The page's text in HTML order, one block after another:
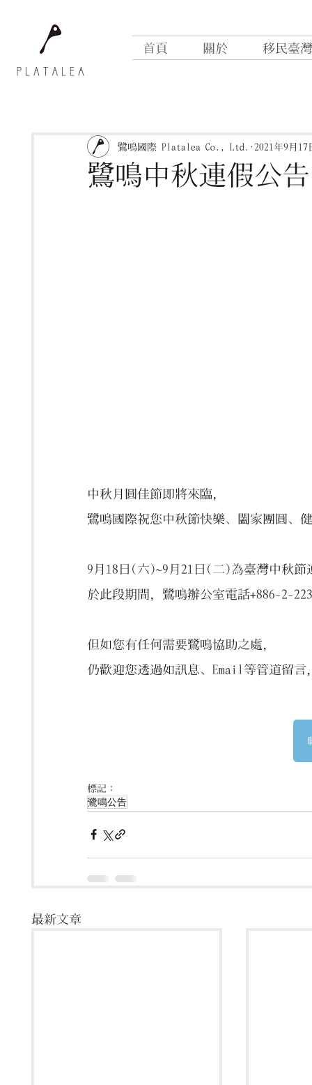
首頁 關於 移民臺灣
鷺鳴中秋連假公告
鷺鳴國際 Platalea Co., Ltd. 2021年9月17
中秋月圓佳節即將來臨，
鷺鳴國際祝您中秋節快樂、闔家團圓、
9月18日(六)~9月21日(二)為臺灣中秋節
於此段期間，鷺鳴辦公室電話+886-2-
但如您有任何需要鷺鳴協助之處，
仍歡迎您透過如訊息、Email等管道留
標記：
鷺鳴公告
最新文章